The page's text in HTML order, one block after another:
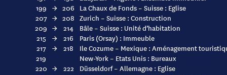
199 → 206 La Chaux de Fonds – Suisse : Eglise
207 → 208 Zurich – Suisse : Construction
209 → 214
Bâle – Suisse : Unité d’habitation
215
→ 216
Paris (Orsay) : Immeuble
217
→ 218
Ile Cozume – Mexique : Aménagement
219
New-York – Etats Unis : Bureaux
220 → 222
Düsseldorf – Allemagne : Eglise